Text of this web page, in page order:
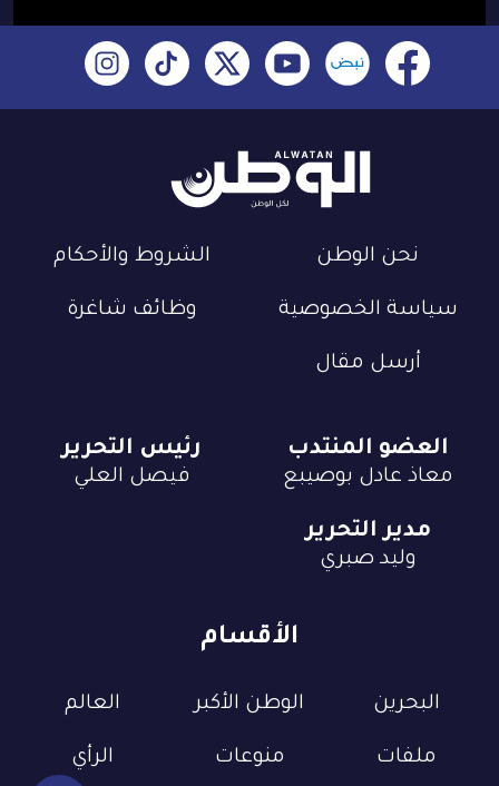
نحن الوطن الشروط والأحكام
سياسة الخصوصية وظائف شاغرة
أرسل مقال
الأقسام
البحرين الوطن الأكبر العالم
ملفات منوعات الرأي
العضو المنتدب
معاذ عادل بوصيبع
رئيس التحرير
فيصل العلي
مدير التحرير
وليد صبري